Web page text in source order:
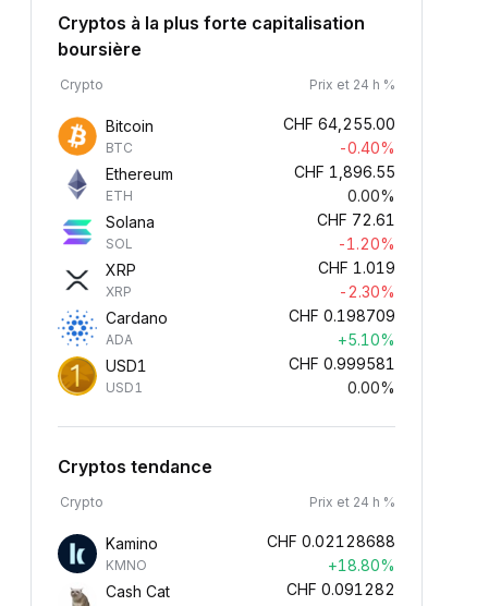
Cryptos à la plus forte capitalisation
boursière
Crypto Prix et 24 h %
Bitcoin
BTC
CHF 64,255.00
-0.40%
Ethereum
ETH
CHF 1,896.55
0.00%
Solana
SOL
CHF 72.61
-1.20%
XRP
XRP
CHF 1.019
-2.30%
Cardano
ADA
CHF 0.198709
+5.10%
USD1
USD1
CHF 0.999581
0.00%
Cryptos tendance
Crypto Prix et 24 h %
Kamino
KMNO
CHF 0.02128688
+18.80%
Cash Cat
CHF 0.091282